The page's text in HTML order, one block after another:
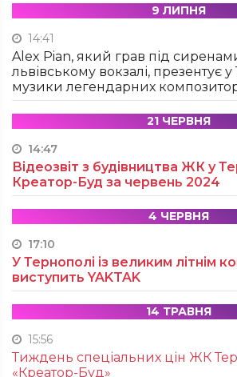
9 ЛИПНЯ
14:41
Alex Pian, який грав під
львівському вокзалі, презентує у
музики легендарних
21 ЧЕРВНЯ
14:47
Відеозвіт з будівництва ЖК у
Креатор-Буд за червень 2024
4 ЧЕРВНЯ
17:10
У Тернополі із великим літнім
виступить YAKTAK
14 ТРАВНЯ
15:56
Тиждень спеціальних цін ЖК
«Креатор-Буд»